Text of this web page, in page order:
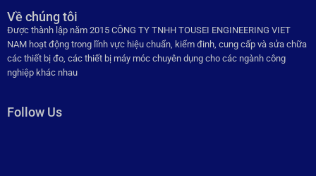
Về chúng tôi
Được thành lập năm 2015 CÔNG TY TNHH TOUSEI ENGINEERING VIET
NAM hoạt động trong lĩnh vực hiệu chuẩn, kiểm đinh, cung cấp và sửa chữa
các thiết bị đo, các thiết bị máy móc chuyên dụng cho các ngành công
nghiệp khác nhau
Follow Us